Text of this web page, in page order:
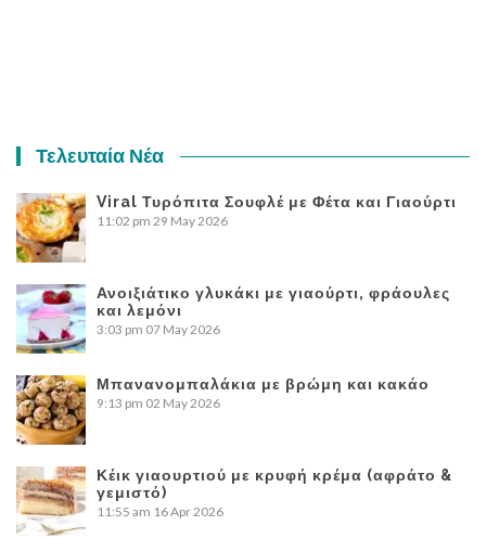
Τελευταία Νέα
Viral Τυρόπιτα Σουφλέ με Φέτα και Γιαούρτι
11:02 pm 29 May 2026
Ανοιξιάτικο γλυκάκι με γιαούρτι, φράουλες
και λεμόνι
3:03 pm 07 May 2026
Μπανανομπαλάκια με βρώμη και κακάο
9:13 pm 02 May 2026
Κέικ γιαουρτιού με κρυφή κρέμα (αφράτο &
γεμιστό)
11:55 am 16 Apr 2026